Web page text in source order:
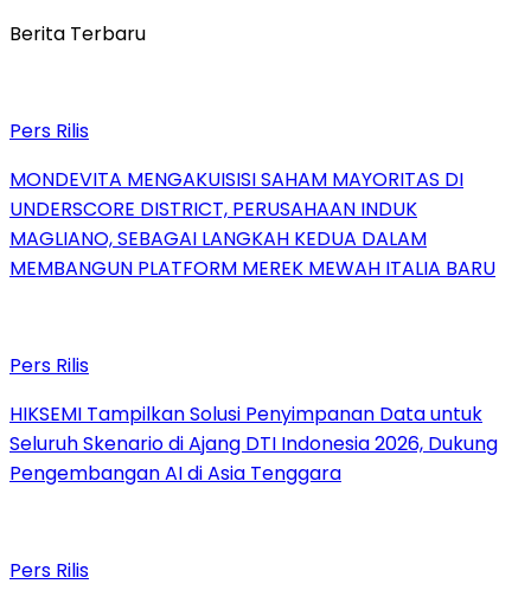
Berita Terbaru
Pers Rilis
MONDEVITA MENGAKUISISI SAHAM MAYORITAS DI
UNDERSCORE DISTRICT, PERUSAHAAN INDUK
MAGLIANO, SEBAGAI LANGKAH KEDUA DALAM
MEMBANGUN PLATFORM MEREK MEWAH ITALIA BARU
Pers Rilis
HIKSEMI Tampilkan Solusi Penyimpanan Data untuk
Seluruh Skenario di Ajang DTI Indonesia 2026, Dukung
Pengembangan AI di Asia Tenggara
Pers Rilis